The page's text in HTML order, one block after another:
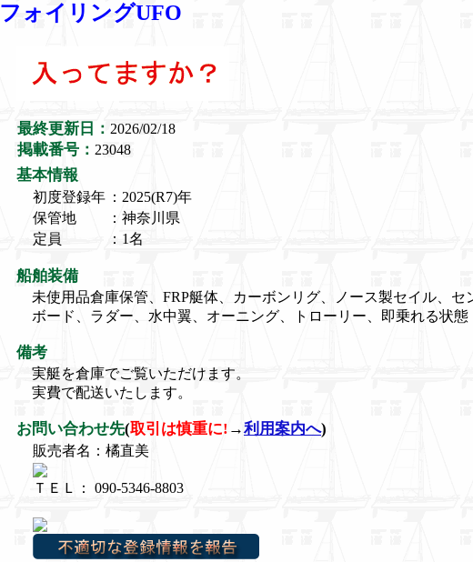
フォイリングUFO
最終更新日： 2026/02/18
掲載番号： 23048
基本情報
初度登録年 ：2025(R7)年
保管地
：神奈川県
定員
：1名
船舶装備
未使用品倉庫保管、FRP艇体、カーボンリグ、ノース製セイル、セ
ボード、ラダー、水中翼、オーニング、トローリー、即乗れる状態
備考
実艇を倉庫でご覧いただけます。
実費で配送いたします。
お問い合わせ先(取引は慎重に! →利用案内へ)
販売者名：橘直美
ＴＥＬ： 090-5346-8803